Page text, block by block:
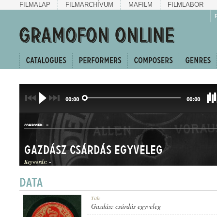
FILMALAP FILMARCHÍVUM MAFILM FILMLABOR
00:00 00:00
COMPOSER: -
CSÁRDÁSEGYVELEG
Gazdász csárdás egyveleg
Keywords: -
Title
Gazdász csárdás egyveleg